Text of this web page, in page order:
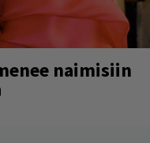
naimisiin